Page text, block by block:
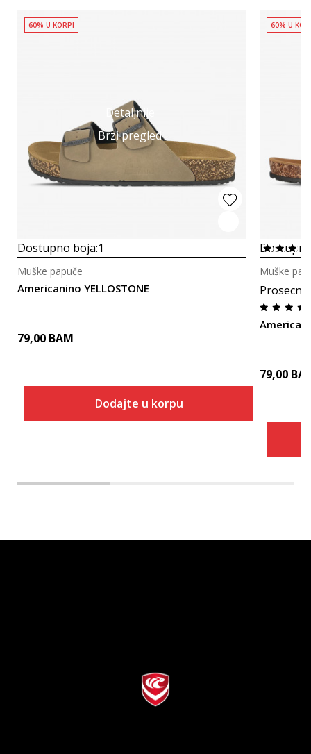
Detaljnije
Brzi pregled
60% U KORPI
Dostupno boja:1
Americanino YELLOSTONE
Muške papuče
79,00 BAM
Dodajte u korpu
60% U
Muške
79,00